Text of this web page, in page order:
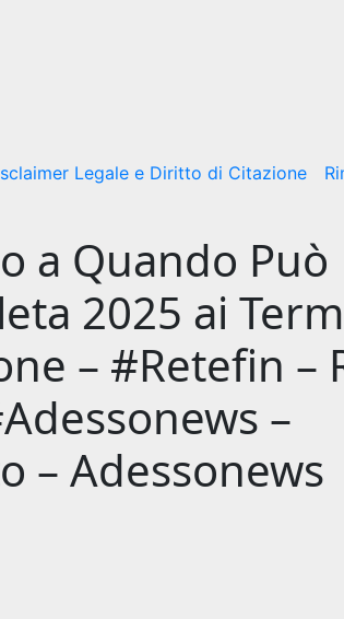
Legale e Diritto di Citazione
a Quando Può
2025 ai
– #Retefin –
–
– Adessonews